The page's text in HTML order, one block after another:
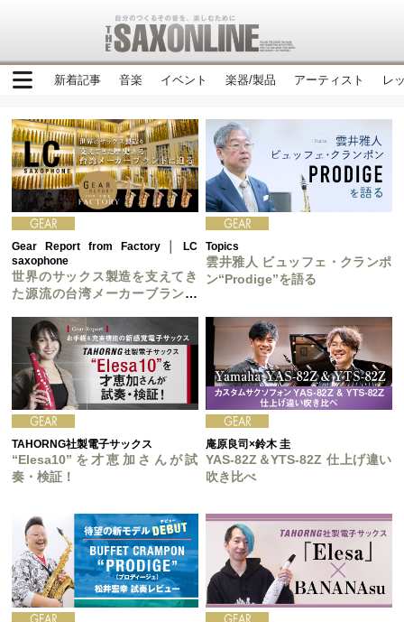
新着記事 音楽 イベント 楽器/製品 アーティスト レ
Gear Report from Factory │ LC
saxophone
世界のサックス製造を支えてき
た源流の台湾メーカーブランド
Topics
雲井雅人 ビュッフェ・クランポ
ン“Prodige”を語る
TAHORNG社製電子サックス
“Elesa10”を才恵加さんが試
奏・検証！
庵原良司×鈴木 圭
YAS-82Z＆YTS-82Z 仕上げ違い
吹き比べ